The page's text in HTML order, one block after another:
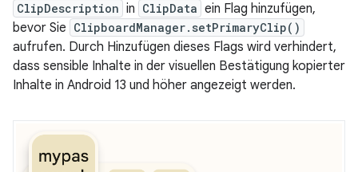
ClipDescription in ClipData ein Flag hinzufügen,
bevor Sie ClipboardManager.setPrimaryClip()
aufrufen. Durch Hinzufügen dieses Flags wird verhindert,
dass sensible Inhalte in der visuellen Bestätigung kopierter
Inhalte in Android 13 und höher angezeigt werden.